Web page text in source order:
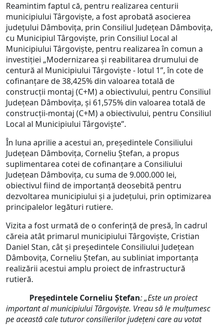
Reamintim faptul că, pentru realizarea centurii
municipiului Târgoviște, a fost aprobată asocierea
judeţului Dâmboviţa, prin Consiliul Judeţean Dâmboviţa,
cu Municipiul Târgoviște, prin Consiliul Local al
Municipiului Târgoviște, pentru realizarea în comun a
investiției „Modernizarea și reabilitarea drumului de
centură al Municipiului Târgoviște - lotul 1”, în cote de
cofinanţare de 38,425% din valoarea totală de
construcţii montaj (C+M) a obiectivului, pentru Consiliul
Județean Dâmbovița, și 61,575% din valoarea totală de
construcţii-montaj (C+M) a obiectivului, pentru Consiliul
Local al Municipiului Târgoviște”.
În luna aprilie a acestui an, președintele Consiliului
Județean Dâmbovița, Corneliu Ștefan, a propus
suplimentarea cotei de cofinanțare a Consiliului
Județean Dâmbovița, cu suma de 9.000.000 lei,
obiectivul fiind de importanță deosebită pentru
dezvoltarea municipiului și a județului, prin optimizarea
principalelor legături rutiere.
Vizita a fost urmată de o conferință de presă, în cadrul
căreia atât primarul municipiului Târgoviște, Cristian
Daniel Stan, cât și președintele Consiliului Județean
Dâmbovița, Corneliu Ștefan, au subliniat importanța
realizării acestui amplu proiect de infrastructură
rutieră.
Președintele Corneliu Ștefan: „Este un proiect
important al municipiului Târgoviște. Vreau să le mulțumesc
pe această cale tuturor consilierilor județeni care au votat